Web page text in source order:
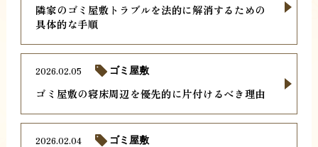
隣家のゴミ屋敷トラブルを法的に解消するための
具体的な手順
ゴミ屋敷の寝床周辺を優先的に片付けるべき理由
2026.02.05 ゴミ屋敷
2026.02.04 ゴミ屋敷